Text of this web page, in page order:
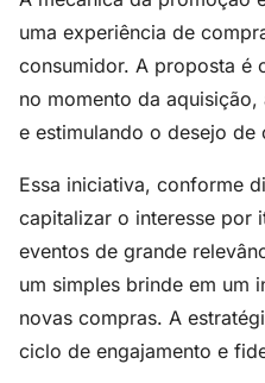
uma experiência de
consumidor. A proposta é
no momento da
e estimulando o desejo de
Essa iniciativa, conforme
capitalizar o interesse por
eventos de grande
um simples brinde em um
novas compras. A
ciclo de engajamento e